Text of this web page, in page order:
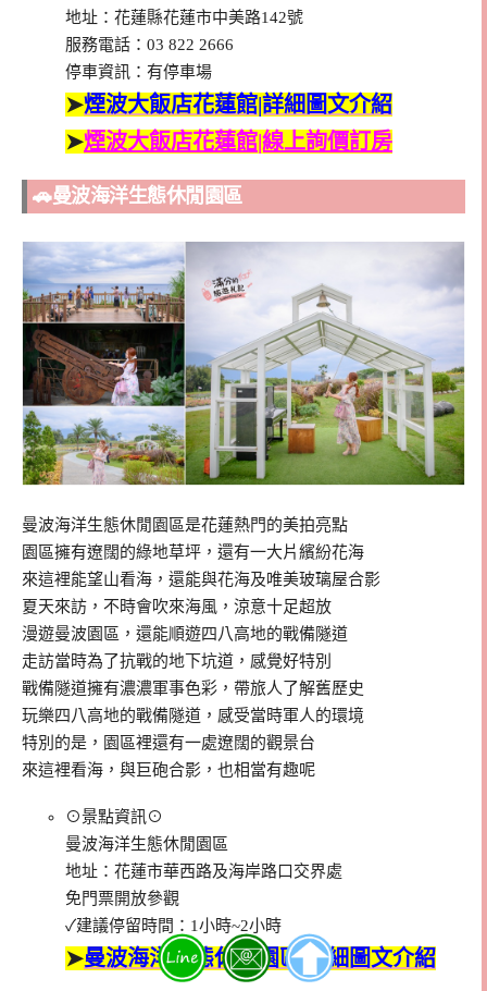
地址：花蓮縣花蓮市中美路142號
服務電話：03 822 2666
停車資訊：有停車場
➤煙波大飯店花蓮館|詳細圖文介紹
➤煙波大飯店花蓮館|線上詢價訂房
🚗曼波海洋生態休閒園區
曼波海洋生態休閒園區是花蓮熱門的美拍亮點
園區擁有遼闊的綠地草坪，還有一大片繽紛花海
來這裡能望山看海，還能與花海及唯美玻璃屋合影
夏天來訪，不時會吹來海風，涼意十足超放
漫遊曼波園區，還能順遊四八高地的戰備隧道
走訪當時為了抗戰的地下坑道，感覺好特別
戰備隧道擁有濃濃軍事色彩，帶旅人了解舊歷史
玩樂四八高地的戰備隧道，感受當時軍人的環境
特別的是，園區裡還有一處遼闊的觀景台
來這裡看海，與巨砲合影，也相當有趣呢
⊙景點資訊⊙
曼波海洋生態休閒園區
地址：花蓮市華西路及海岸路口交界處
免門票開放參觀
✓建議停留時間：1小時~2小時
➤曼波海洋生態休閒園區|詳細圖文介紹